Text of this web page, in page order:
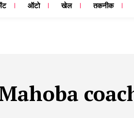
ऑटो खेल तकनीक